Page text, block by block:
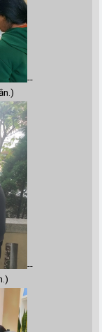
--
--